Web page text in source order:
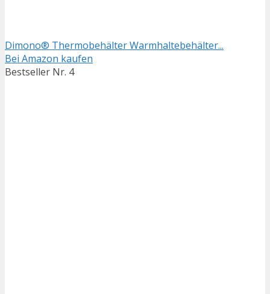
Dimono® Thermobehälter Warmhaltebehälter...
Bei Amazon kaufen
Bestseller Nr. 4